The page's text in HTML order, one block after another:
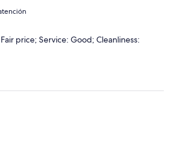
price; Service: Good; Cleanliness: